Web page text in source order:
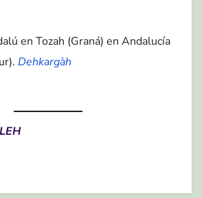
en Tozah (Graná) en Andalucía
Dehkargàh